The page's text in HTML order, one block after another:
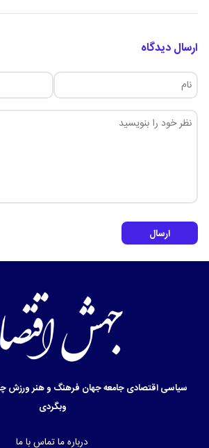
ارسال دیدگاه
ارسال
سیاسیاقتصادیجامعهجهان فرهنگ و هنرورزش
وبگردی
درباره ماتماس با ما